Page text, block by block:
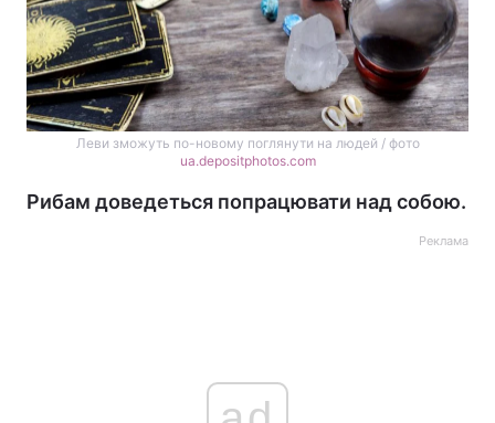
Леви зможуть по-новому поглянути на людей / фото
ua.depositphotos.com
Рибам доведеться попрацювати над собою.
Реклама